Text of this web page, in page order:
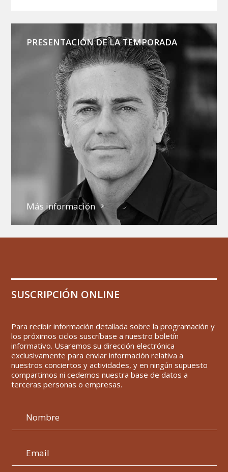
PRESENTACIÓN DE LA TEMPORADA
Más información
SUSCRIPCIÓN ONLINE
Para recibir información detallada sobre la programación y
los próximos ciclos suscríbase a nuestro boletín
informativo. Usaremos su dirección electrónica
exclusivamente para enviar información relativa a
nuestros conciertos y actividades, y en ningún supuesto
compartimos ni cedemos nuestra base de datos a
terceras personas o empresas.